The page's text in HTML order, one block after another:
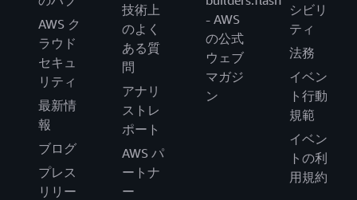
AWS ク
ラウド
セキュ
リティ
最新情
報
ブログ
プレス
リリー
技術上
のよく
ある質
問
アナリ
ストレ
ポート
AWS パ
ートナ
ー
- AWS
の公式
ウェブ
マガジ
ン
シビリ
ティ
法務
イベン
ト行動
規範
イベン
トの利
用規約